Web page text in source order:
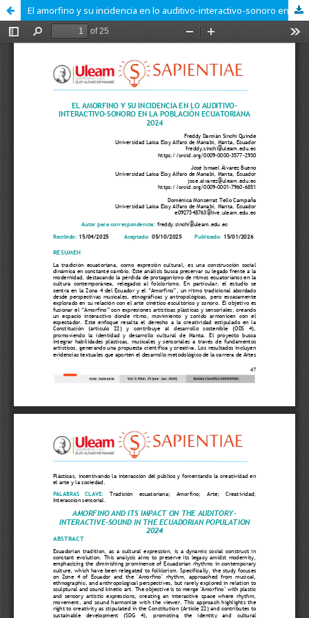
El amorfino y su incidencia en lo auditivo-interactivo-sonoro en la población ecuatoriana 2024